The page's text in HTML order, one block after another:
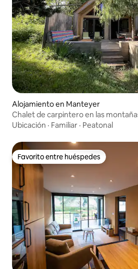
Alojamiento en Manteyer
Chalet de carpintero en las
Ubicación · Familiar · Peatonal
Favorito entre huéspedes
Favorito entre huéspedes